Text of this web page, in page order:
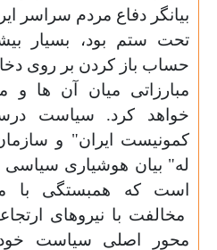
بیانگر دفاع مردم سراسر
تحت ستم بود، بسیار
حساب باز کردن بر روی
مبارزاتی میان آن ها و
خواهد کرد. سیاست
کمونیست ایران" و
له" بیان هوشیاری
است که همبستگی با
مخالفت با نیروهای
محور اصلی سیاست خود